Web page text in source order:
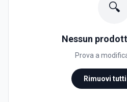
🔍
Nessun
Prova a
Rimuovi